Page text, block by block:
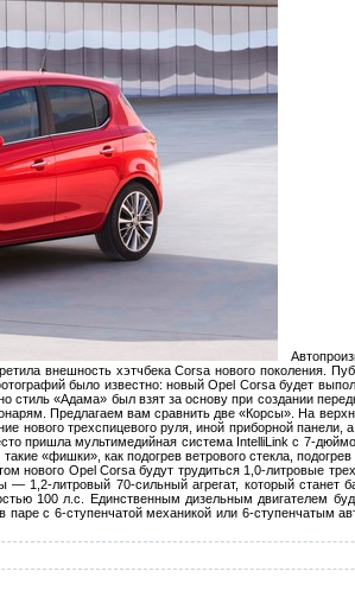
внешность хэтчбека Corsa нового поколения.
было известно: новый Opel Corsa будет
стиль «Адама» был взят за основу при создании
Предлагаем вам сравнить две «Корсы». На
нового трехспицевого руля, иной приборной
пришла мультимедийная система IntelliLink с 7-
«фишки», как подогрев ветрового стекла,
нового Opel Corsa будут трудиться 1,0-литровые
1,2-литровый 70-сильный агрегат, который станет
100 л.с. Единственным дизельным двигателем
с 6-ступенчатой механикой или 6-ступенчатым